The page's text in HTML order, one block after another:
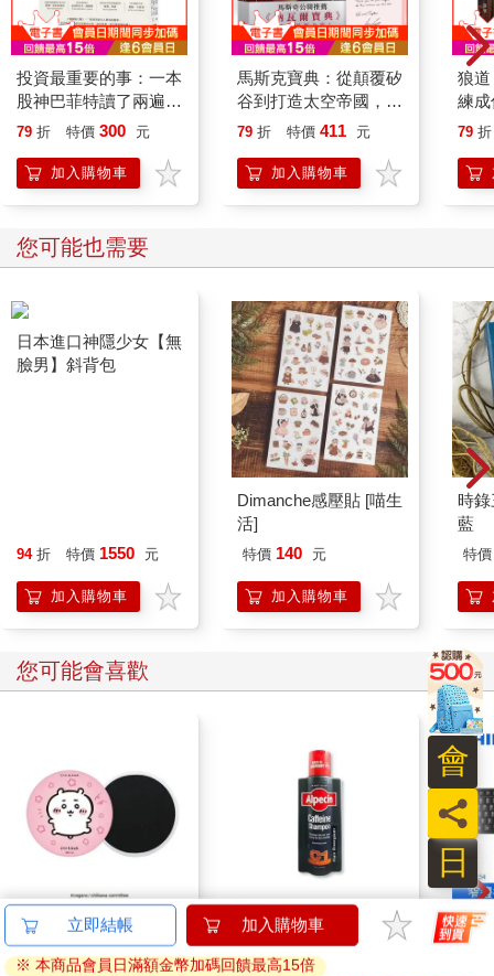
牛」。
拍賣官在體力跟腦力的雙重的壓力之下，憑藉著自己的意志力，
完成了一次又一次的完美落槌，拍賣官們所展現超強續航力，以
及高標準的自我要求，想企及的，無非是「The best of the best」
的登峰境界。
投資最重要的事：一本
股神巴菲特讀了兩遍的
書
79 折 特價 300 元
加入購物車
馬斯克寶典：從顛覆矽
谷到打造太空帝國，讀
懂全球首富20年極限
錄：給讀者的手寫寄語
印簽】
79 折 特價 411 元
加入購物車
狼
練
人
法則
79 折
您可能也需要
日本進口神隱少女【無
臉男】斜背包
94 折 特價 1550 元
加入購物車
Dimanche感壓貼 [喵生
活]
特價 140 元
加入購物車
時錄
藍
特價
您可能會喜歡
吉伊卡哇吸水杯墊(吉
伊卡哇)
德國Alpecin-強健髮根
控油無矽靈咖啡因洗髮
凝露375ml/瓶-C1強健
鍵盤
立即結帳 加入購物車
※ 本商品會員日滿額金幣加碼回饋最高15倍
日
員
會